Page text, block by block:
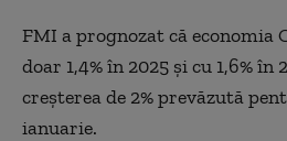
FMI a prognozat că economia
doar 1,4% în 2025 şi cu 1,6% în
creşterea de 2% prevăzută
ianuarie.